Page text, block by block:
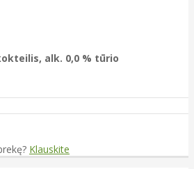
alk. 0,0 % tūrio
Klauskite